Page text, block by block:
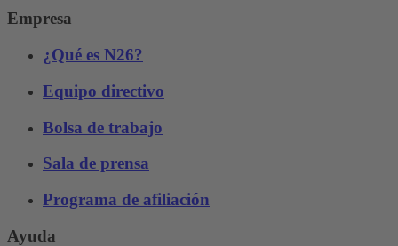
Empresa
¿Qué es N26?
Equipo directivo
Bolsa de trabajo
Sala de prensa
Programa de afiliación
Ayuda